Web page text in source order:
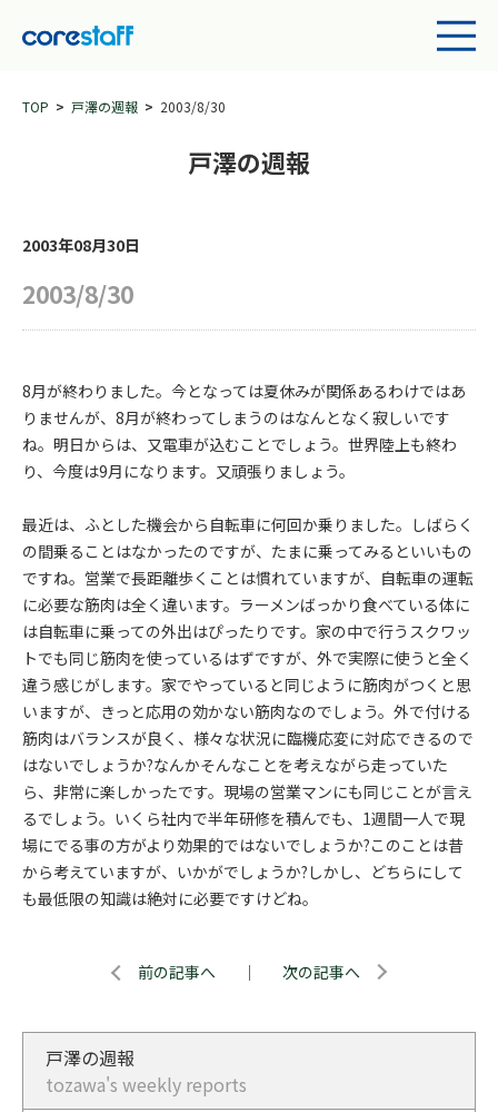
TOP 戸澤の週報 2003/8/30
戸澤の週報
2003年08月30日
2003/8/30
8月が終わりました。今となっては夏休みが関係あるわけではあ
りませんが、8月が終わってしまうのはなんとなく寂しいです
ね。明日からは、又電車が込むことでしょう。世界陸上も終わ
り、今度は9月になります。又頑張りましょう。
最近は、ふとした機会から自転車に何回か乗りました。しばらく
の間乗ることはなかったのですが、たまに乗ってみるといいもの
ですね。営業で長距離歩くことは慣れていますが、自転車の運転
に必要な筋肉は全く違います。ラーメンばっかり食べている体に
は自転車に乗っての外出はぴったりです。家の中で行うスクワッ
トでも同じ筋肉を使っているはずですが、外で実際に使うと全く
違う感じがします。家でやっていると同じように筋肉がつくと思
いますが、きっと応用の効かない筋肉なのでしょう。外で付ける
筋肉はバランスが良く、様々な状況に臨機応変に対応できるので
はないでしょうか?なんかそんなことを考えながら走っていた
ら、非常に楽しかったです。現場の営業マンにも同じことが言え
るでしょう。いくら社内で半年研修を積んでも、1週間一人で現
場にでる事の方がより効果的ではないでしょうか?このことは昔
から考えていますが、いかがでしょうか?しかし、どちらにして
も最低限の知識は絶対に必要ですけどね。
前の記事へ ｜ 次の記事へ
戸澤の週報
tozawa's weekly reports